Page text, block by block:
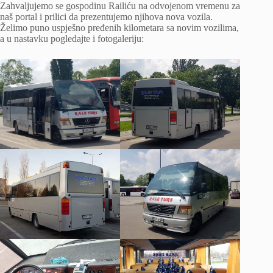
Zahvaljujemo se gospodinu Railiću na odvojenom vremenu za
naš portal i prilici da prezentujemo njihova nova vozila.
Želimo puno uspješno pređenih kilometara sa novim vozilima,
a u nastavku pogledajte i fotogaleriju: